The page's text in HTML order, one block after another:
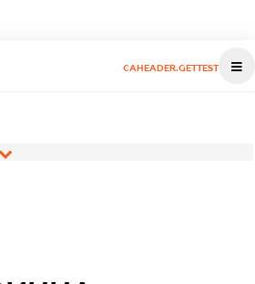
CAHEADER.GETTEST